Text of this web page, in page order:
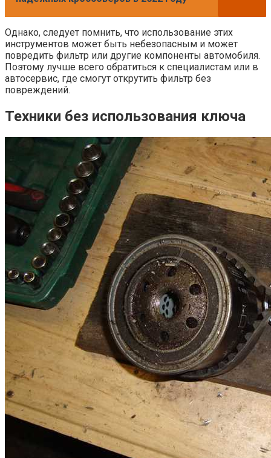
Однако, следует помнить, что использование этих
инструментов может быть небезопасным и может
повредить фильтр или другие компоненты автомобиля.
Поэтому лучше всего обратиться к специалистам или в
автосервис, где смогут открутить фильтр без
повреждений.
Техники без использования ключа